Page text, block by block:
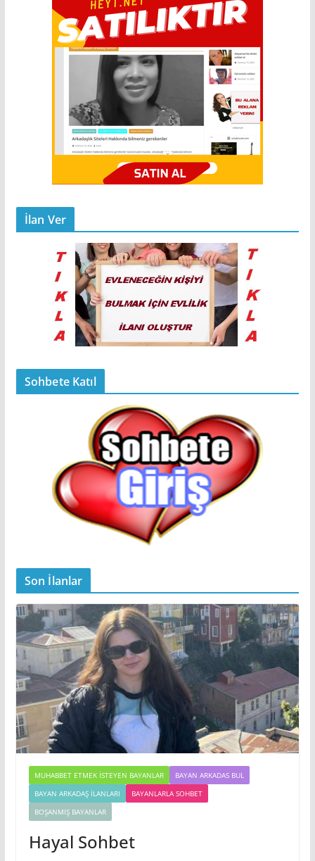
İlan Ver
Sohbete Katıl
Son İlanlar
MUHABBET ETMEK İSTEYEN BAYANLAR
BAYAN ARKADAS BUL
BAYAN ARKADAŞ İLANLARI
BAYANLARLA SOHBET
BOŞANMIŞ BAYANLAR
Hayal Sohbet